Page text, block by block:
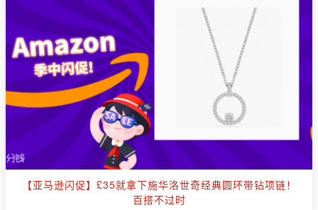
【亚马逊闪促】£35就拿下施华洛世奇经典圆环带钻项链！
百搭不过时